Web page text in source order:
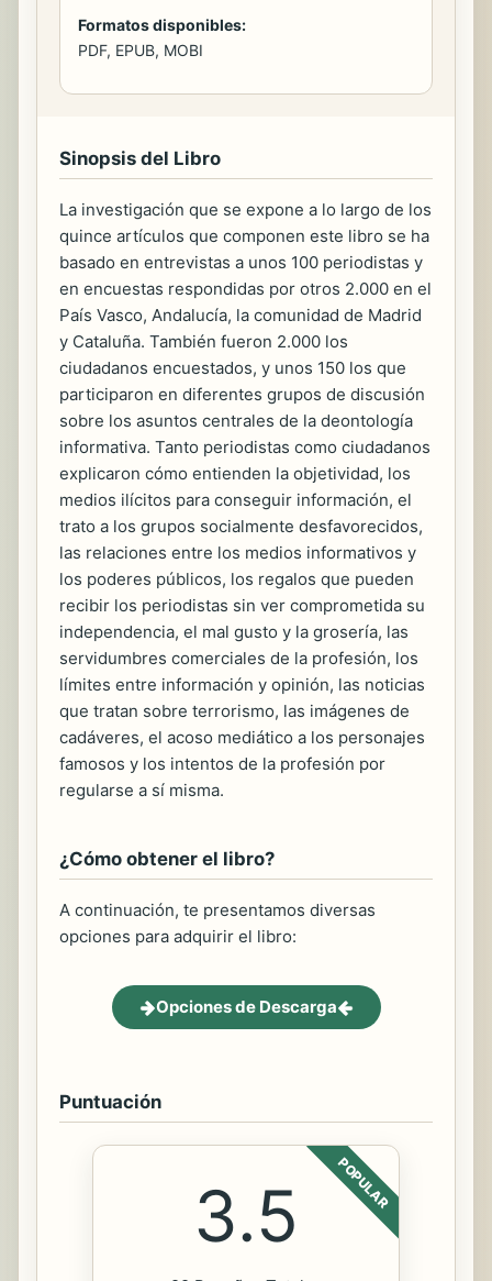
Formatos disponibles:
PDF, EPUB, MOBI
Sinopsis del Libro
La investigación que se expone a lo largo de los
quince artículos que componen este libro se ha
basado en entrevistas a unos 100 periodistas y
en encuestas respondidas por otros 2.000 en el
País Vasco, Andalucía, la comunidad de Madrid
y Cataluña. También fueron 2.000 los
ciudadanos encuestados, y unos 150 los que
participaron en diferentes grupos de discusión
sobre los asuntos centrales de la deontología
informativa. Tanto periodistas como ciudadanos
explicaron cómo entienden la objetividad, los
medios ilícitos para conseguir información, el
trato a los grupos socialmente desfavorecidos,
las relaciones entre los medios informativos y
los poderes públicos, los regalos que pueden
recibir los periodistas sin ver comprometida su
independencia, el mal gusto y la grosería, las
servidumbres comerciales de la profesión, los
límites entre información y opinión, las noticias
que tratan sobre terrorismo, las imágenes de
cadáveres, el acoso mediático a los personajes
famosos y los intentos de la profesión por
regularse a sí misma.
¿Cómo obtener el libro?
A continuación, te presentamos diversas
opciones para adquirir el libro:
Opciones de Descarga
Puntuación
POPULAR
3.5